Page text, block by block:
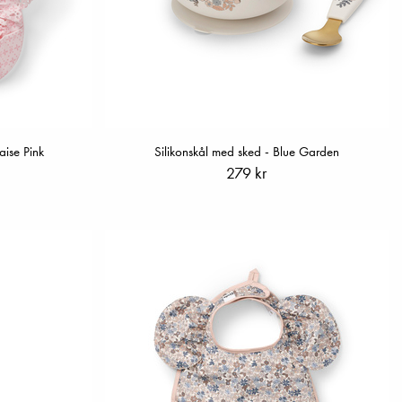
Pink Silikonskål med sked - Blue Garden
279 kr